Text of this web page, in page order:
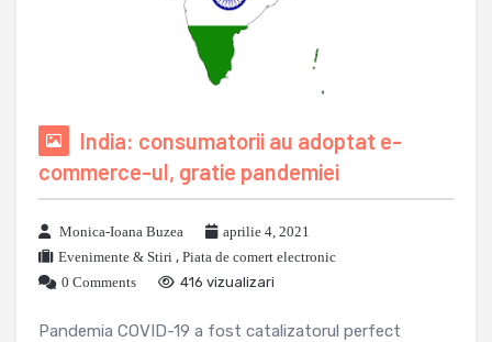
India: consumatorii au adoptat e-
commerce-ul, gratie pandemiei
Monica-Ioana Buzea
aprilie 4, 2021
Evenimente & Stiri , Piata de comert electronic
0 Comments
416 vizualizari
Pandemia COVID-19 a fost catalizatorul perfect